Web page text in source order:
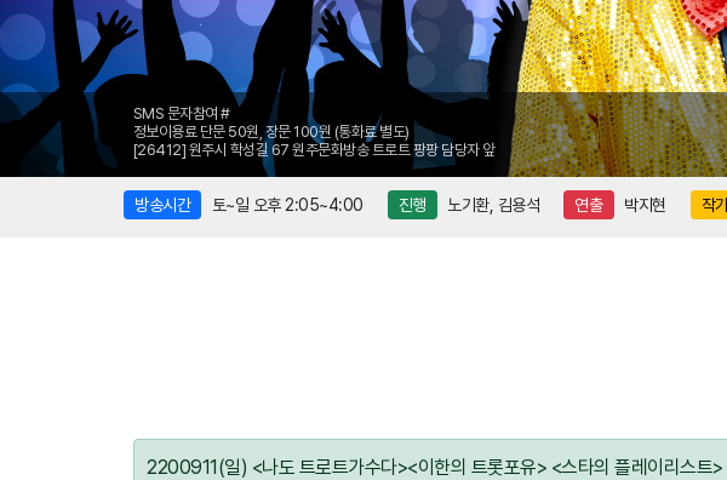
SMS 문자참여 #
정보이용료 단문 50원, 장문 100원 (통화료 별도)
[26412] 원주시 학성길 67 원주문화방송 트로트 팡팡 담당자 앞
방송시간 토~일 오후 2:05~4:00 진행 노기환, 김용석 연출 박지현 작
2200911(일) <나도 트로트가수다><이한의 트롯포유> <스타의 플레이리스트